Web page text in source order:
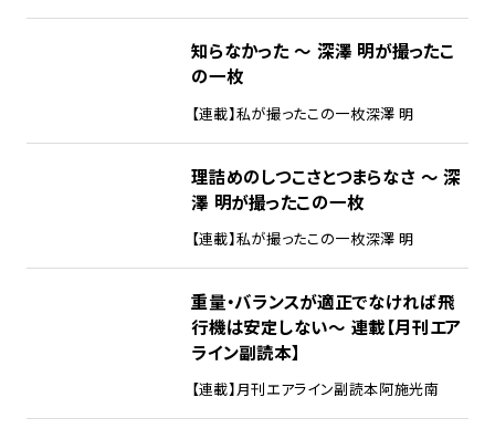
知らなかった ～ 深澤 明が撮ったこ
の一枚
【連載】私が撮ったこの一枚深澤 明
理詰めのしつこさとつまらなさ ～ 深
澤 明が撮ったこの一枚
【連載】私が撮ったこの一枚深澤 明
重量・バランスが適正でなければ飛
行機は安定しない～ 連載【月刊エア
ライン副読本】
【連載】月刊エアライン副読本阿施光南